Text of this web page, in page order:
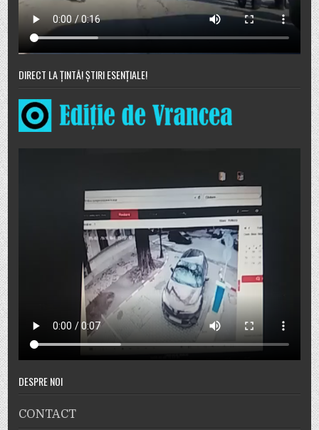
DIRECT LA ȚINTĂ! ȘTIRI ESENȚIALE!
DESPRE NOI
CONTACT